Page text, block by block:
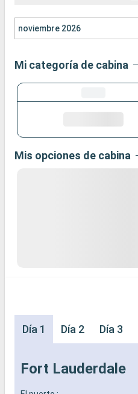
noviembre 2026
Mi categoría de cabina
Mis opciones de cabina
Día 1 Día 2 Día 3
Fort Lauderdale